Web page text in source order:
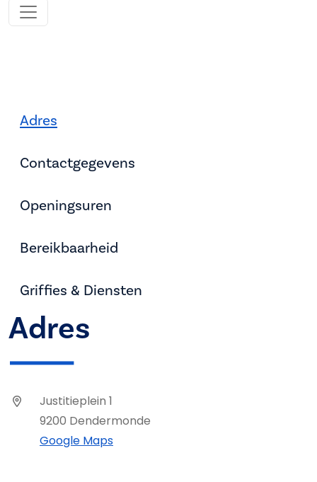
Adres
Contactgegevens
Openingsuren
Bereikbaarheid
Griffies & Diensten
Adres
Justitieplein 1
9200 Dendermonde
Google Maps